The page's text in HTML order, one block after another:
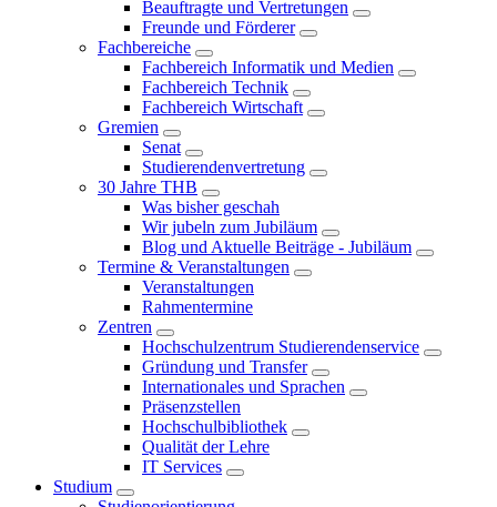
Beauftragte und Vertretungen
Freunde und Förderer
Fachbereiche
Fachbereich Informatik und Medien
Fachbereich Technik
Fachbereich Wirtschaft
Gremien
Senat
Studierendenvertretung
30 Jahre THB
Was bisher geschah
Wir jubeln zum Jubiläum
Blog und Aktuelle Beiträge - Jubiläum
Termine & Veranstaltungen
Veranstaltungen
Rahmentermine
Zentren
Hochschulzentrum Studierendenservice
Gründung und Transfer
Internationales und Sprachen
Präsenzstellen
Hochschulbibliothek
Qualität der Lehre
IT Services
Studium